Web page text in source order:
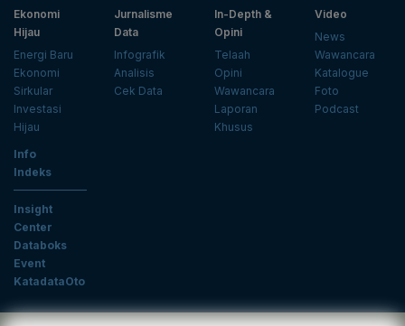
Ekonomi
Hijau
Energi Baru
Ekonomi
Sirkular
Investasi
Hijau
Jurnalisme
Data
Infografik
Analisis
Cek Data
In-Depth &
Opini
Telaah
Opini
Wawancara
Laporan
Khusus
Video
News
Wawancara
Katalogue
Foto
Podcast
Info
Indeks
Insight
Center
Databoks
Event
KatadataOto